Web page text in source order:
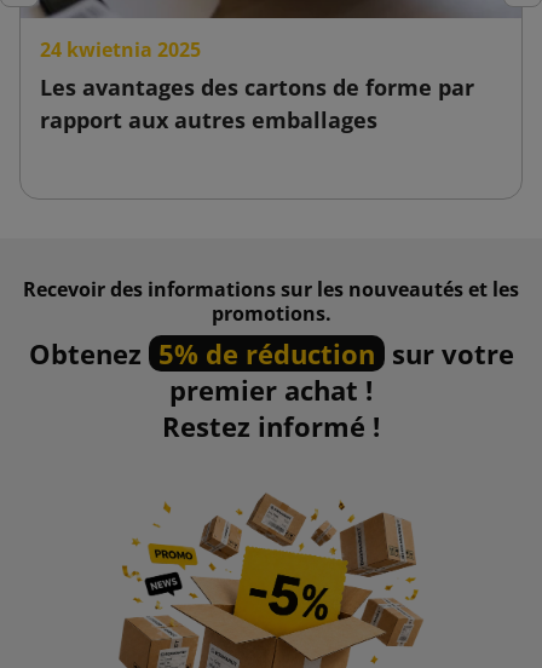
24 kwietnia 2025
Les avantages des cartons de forme par
rapport aux autres emballages
Recevoir des informations sur les nouveautés et les
promotions.
Obtenez 5% de réduction sur votre
premier achat !
Restez informé !